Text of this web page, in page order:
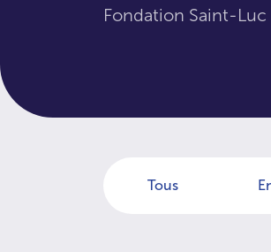
Fondation Saint-
Tous